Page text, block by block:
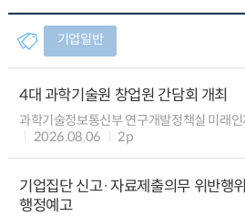
기업일반
4대 과학기술원 창업원 간담회 개최
과학기술정보통신부 연구개발정책실 미래
2026.08.06
2p
기업집단 신고·자료제출의무 위반행
행정예고